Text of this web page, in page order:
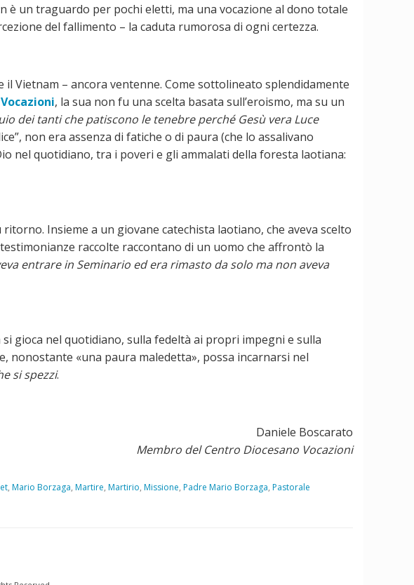
è un traguardo per pochi eletti, ma una vocazione al dono totale
del fallimento – la caduta rumorosa di ogni certezza.
Vietnam – ancora ventenne. Come sottolineato splendidamente
, la sua non fu una scelta basata sull’eroismo, ma su un
dei tanti che patiscono le tenebre perché Gesù vera Luce
non era assenza di fatiche o di paura (che lo assalivano
nel quotidiano, tra i poveri e gli ammalati della foresta laotiana:
Insieme a un giovane catechista laotiano, che aveva scelto
raccolte raccontano di un uomo che affrontò la
entrare in Seminario ed era rimasto da solo ma non aveva
gioca nel quotidiano, sulla fedeltà ai propri impegni e sulla
nonostante «una paura maledetta», possa incarnarsi nel
si spezzi.
Daniele Boscarato
Membro del Centro Diocesano Vocazioni
, Mario Borzaga, Martire, Martirio, Missione, Padre Mario Borzaga, Pastorale